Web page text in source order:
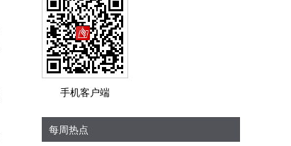
手机客户端
每周热点